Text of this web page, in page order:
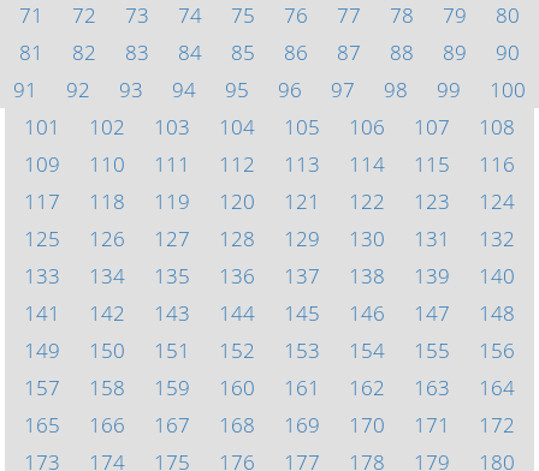
71
72 73 74 75 76 77 78 79
80
81
82 83 84 85 86 87 88 89
90
91
92 93 94 95 96 97 98 99
100
101
102 103 104 105 106 107
108
109
110 111 112 113 114 115
116
117
118 119 120 121 122 123
124
125
126 127 128 129 130 131
132
133
134 135 136 137 138 139
140
141
142 143 144 145 146 147
148
149
150 151 152 153 154 155
156
157
158 159 160 161 162 163
164
165
166 167 168 169 170 171
172
173
174 175 176 177 178 179
180